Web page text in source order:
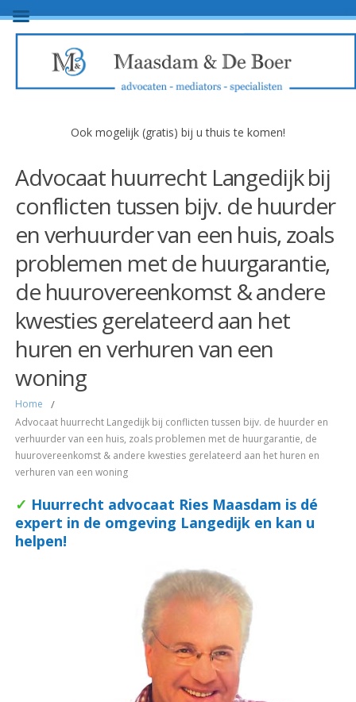
Ook mogelijk (gratis) bij u thuis te komen!
Advocaat huurrecht Langedijk bij
conflicten tussen bijv. de huurder
en verhuurder van een huis, zoals
problemen met de huurgarantie,
de huurovereenkomst & andere
kwesties gerelateerd aan het
huren en verhuren van een
woning
Home /
Advocaat huurrecht Langedijk bij conflicten tussen bijv. de huurder en
verhuurder van een huis, zoals problemen met de huurgarantie, de
huurovereenkomst & andere kwesties gerelateerd aan het huren en
verhuren van een woning
✓ Huurrecht advocaat Ries Maasdam is dé
expert in de omgeving Langedijk en kan u
helpen!